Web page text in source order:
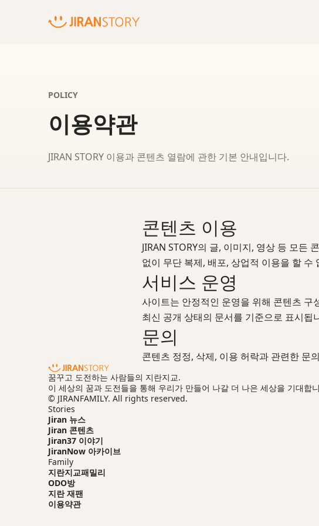
POLICY
이용약관
JIRAN STORY 이용과 콘텐츠 열람에 관한 기본 안내입니다.
콘텐츠 이용
JIRAN STORY의 글, 이미지, 영상 등 모든
없이 무단 복제, 배포, 상업적 이용을 할 수
서비스 운영
사이트는 안정적인 운영을 위해 콘텐츠 구
최신 공개 상태의 문서를 기준으로 표시됩
문의
콘텐츠 정정, 삭제, 이용 허락과 관련한 문
꿈꾸고 도전하는 사람들의 지란지교.
이 세상의 꿈과 도전들을 통해 우리가 만들어 나갈 더 나은 세상을 기대합
© JIRANFAMILY. All rights reserved.
Stories
Jiran 뉴스
Jiran 콘텐츠
Jiran37 이야기
JiranNow 아카이브
Family
지란지교패밀리
ODO방
지란 재팬
이용약관